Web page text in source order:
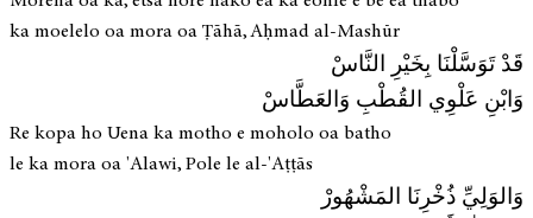
ka moelelo oa mora oa Ṭāhā, Aḥmad al-Mashūr
قَدْ تَوَسَّلْنَا بِخَيْرِ النَّاسْ
وَابْنِ عَلْوِي القُطْبِ وَالعَطَّاسْ
Re kopa ho Uena ka motho e moholo oa batho
le ka mora oa 'Alawi, Pole le al-'Aṭṭās
وَالوَلِيِّ ذُخْرِنَا المَشْهُورْ